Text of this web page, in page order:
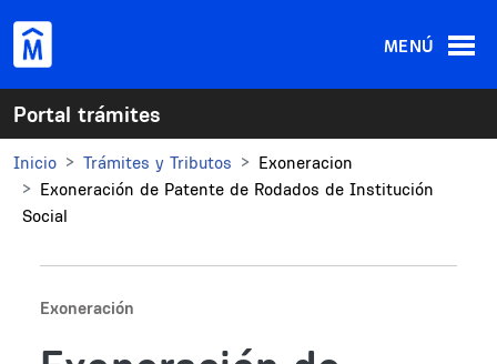
MENÚ
Portal trámites
Inicio Trámites y Tributos
Exoneracion
Exoneración de Patente de Rodados de Institución
Social
Exoneración